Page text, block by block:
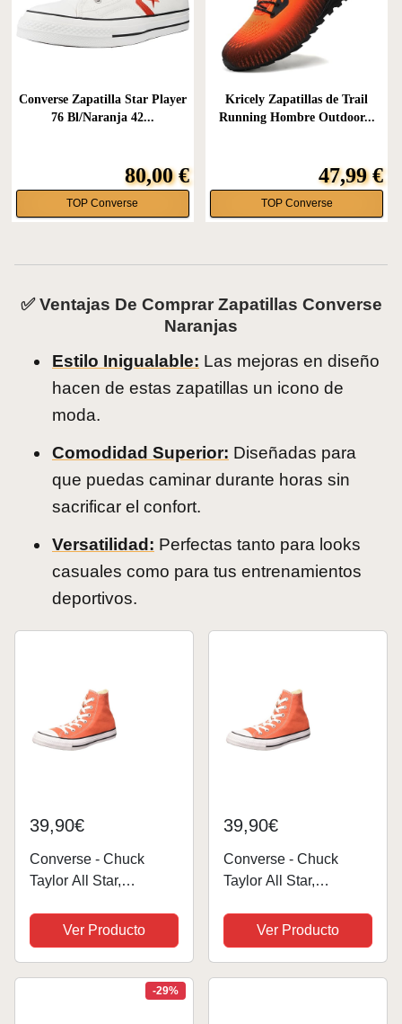
Converse Zapatilla Star Player
76 Bl/Naranja 42...
80,00 €
TOP Converse
Kricely Zapatillas de Trail
Running Hombre Outdoor...
47,99 €
TOP Converse
✅ Ventajas De Comprar Zapatillas Converse
Naranjas
Estilo Inigualable: Las mejoras en diseño
hacen de estas zapatillas un icono de
moda.
Comodidad Superior: Diseñadas para
que puedas caminar durante horas sin
sacrificar el confort.
Versatilidad: Perfectas tanto para looks
casuales como para tus entrenamientos
deportivos.
39,90€
Converse - Chuck
Taylor All Star,
adultos, color naranja,
talla 38
Ver Producto
39,90€
Converse - Chuck
Taylor All Star,
adultos, color naranja,
talla 37.5
Ver Producto
-29%